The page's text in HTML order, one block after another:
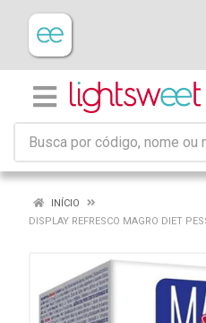
INÍCIO
DISPLAY REFRESCO MAGRO DIET